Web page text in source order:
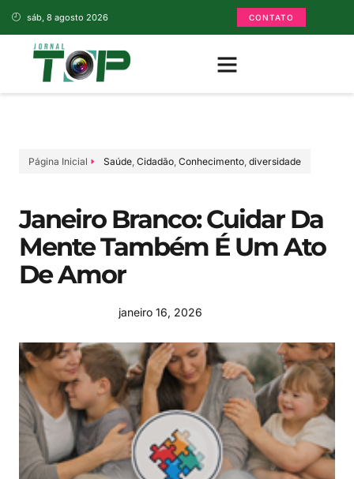
sáb, 8 agosto 2026 CONTATO
Página Inicial Saúde, Cidadão, Conhecimento, diversidade
Janeiro Branco: Cuidar Da
Mente Também É Um Ato
De Amor
janeiro 16, 2026